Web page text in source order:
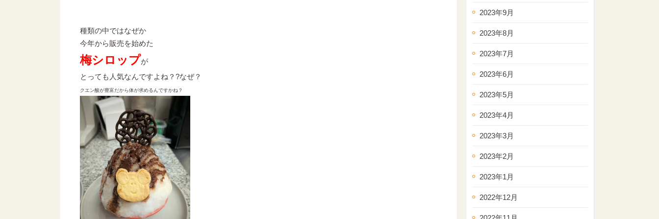
種類の中ではなぜか
今年から販売を始めた
梅シロップが
とっても人気なんですよね？?なぜ？
クエン酸が豊富だから体が求めるんですかね？
2023年9月
2023年8月
2023年7月
2023年6月
2023年5月
2023年4月
2023年3月
2023年2月
2023年1月
2022年12月